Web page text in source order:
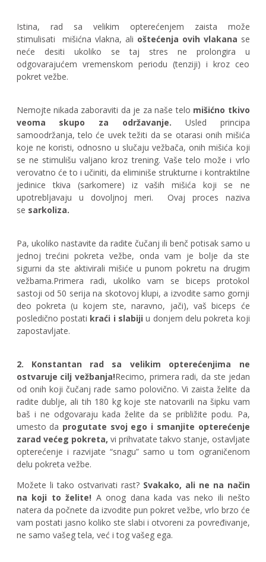
Istina, rad sa velikim opterećenjem zaista može
stimulisati
mišićna vlakna, ali oštećenja ovih vlakana se
neće desiti ukoliko se taj stres ne prolongira u
odgovarajućem vremenskom periodu (tenziji) i kroz ceo
pokret vežbe.
Nemojte nikada zaboraviti da je za naše telo mišićno tkivo
veoma skupo za održavanje.
Usled principa
samoodržanja, telo će uvek težiti da se otarasi onih mišića
koje ne koristi, odnosno u slučaju vežbača, onih mišića koji
se ne stimulišu valjano kroz trening. Vaše telo može i vrlo
verovatno će to i učiniti, da eliminiše strukturne i kontraktilne
jedinice tkiva (sarkomere) iz vaših mišića koji se ne
upotrebljavaju u dovoljnoj meri.
Ovaj proces naziva
se sarkoliza.
Pa, ukoliko nastavite da radite čučanj ili benč potisak samo u
jednoj trećini pokreta vežbe, onda vam je bolje da ste
sigurni da ste aktivirali mišiće u punom pokretu na drugim
vežbama.Primera radi, ukoliko vam se biceps protokol
sastoji od 50 serija na skotovoj klupi, a izvodite samo gornji
deo pokreta (u kojem ste, naravno, jači), vaš biceps će
posledično postati kraći i slabiji u donjem delu pokreta koji
zapostavljate.
2. Konstantan rad sa velikim opterećenjima ne
ostvaruje cilj vežbanja!Recimo, primera radi, da ste jedan
od onih koji čučanj rade samo polovično. Vi zaista želite da
radite dublje, ali tih 180 kg koje ste natovarili na šipku vam
baš i ne odgovaraju kada želite da se približite podu. Pa,
umesto da progutate svoj ego i smanjite opterećenje
zarad većeg pokreta, vi prihvatate takvo stanje, ostavljate
opterećenje i razvijate “snagu” samo u tom ograničenom
delu pokreta vežbe.
Možete li tako ostvarivati rast? Svakako, ali ne na način
na koji to želite! A onog dana kada vas neko ili nešto
natera da počnete da izvodite pun pokret vežbe, vrlo brzo će
vam postati jasno koliko ste slabi i otvoreni za povređivanje,
ne samo vašeg tela, već i tog vašeg ega.